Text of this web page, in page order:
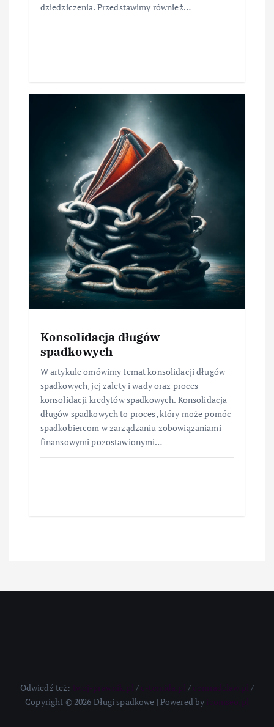
dziedziczenia. Przedstawimy również…
Konsolidacja długów
spadkowych
W artykule omówimy temat konsolidacji długów
spadkowych, jej zalety i wady oraz proces
konsolidacji kredytów spadkowych. Konsolidacja
długów spadkowych to proces, który może pomóc
spadkobiercom w zarządzaniu zobowiązaniami
finansowymi pozostawionymi…
Odwiedź też: / /
/
Copyright © 2026 Długi spadkowe | Powered by